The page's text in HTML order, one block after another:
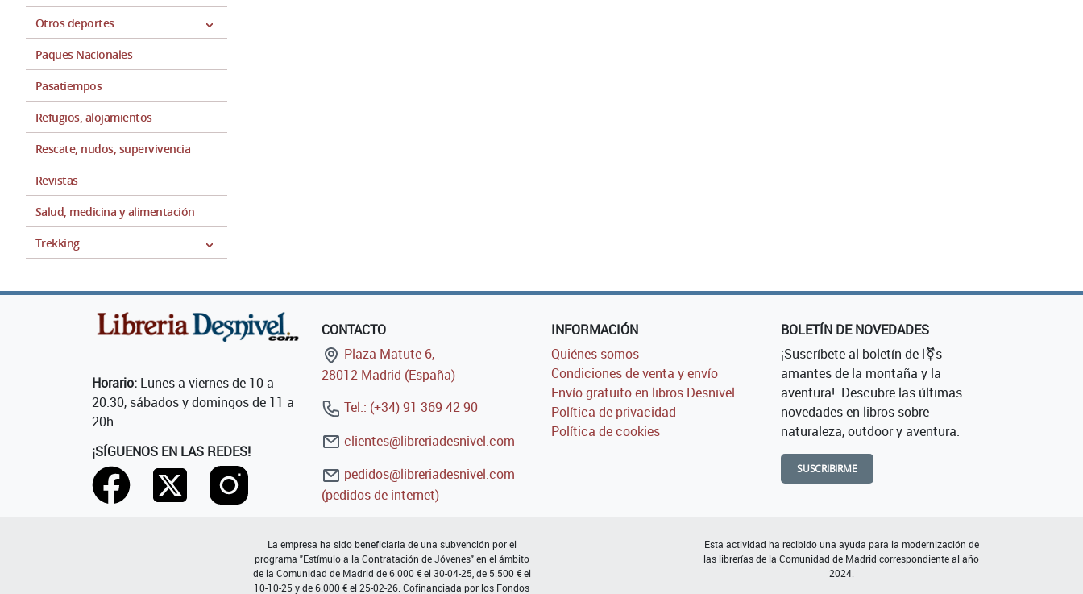
Otros deportes
Paques Nacionales
Pasatiempos
Refugios, alojamientos
Rescate, nudos, supervivencia
Revistas
Salud, medicina y alimentación
Trekking
Horario: Lunes a viernes de 10 a
20:30, sábados y domingos de 11 a
20h.
¡SÍGUENOS EN LAS REDES!
CONTACTO
Plaza Matute 6,
28012 Madrid (España)
Tel.: (+34) 91 369 42 90
clientes@libreriadesnivel.com
pedidos@libreriadesnivel.com
(pedidos de internet)
INFORMACIÓN
Quiénes somos
Condiciones de venta y envío
Envío gratuito en libros Desnivel
Política de privacidad
Política de cookies
BOLETÍN DE NOVEDADES
¡Suscríbete al boletín de l⚧s
amantes de la montaña y la
aventura!. Descubre las últimas
novedades en libros sobre
naturaleza, outdoor y aventura.
SUSCRIBIRME
La empresa ha sido beneficiaria de una subvención por el
programa "Estímulo a la Contratación de Jóvenes" en el ámbito
de la Comunidad de Madrid de 6.000 € el 30-04-25, de 5.500 € el
10-10-25 y de 6.000 € el 25-02-26. Cofinanciada por los Fondos
Esta actividad ha recibido una ayuda para la modernización de
las librerías de la Comunidad de Madrid correspondiente al año
2024.